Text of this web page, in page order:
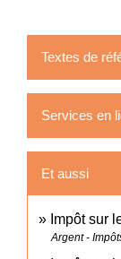
Textes de
Services en
Et aussi
Impôt sur
Argent -